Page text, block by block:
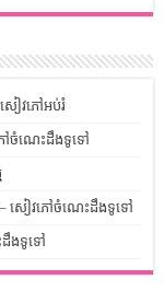
ៀវភៅអប់រំ
ៅចំណេះដឹងទូទៅ
សៀវភៅចំណេះដឹងទូទៅ
ដឹងទូទៅ